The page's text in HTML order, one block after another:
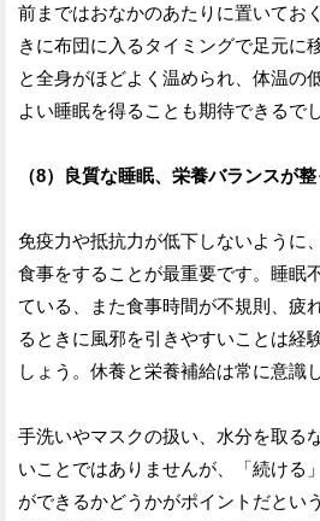
前まではおなかのあたりに置いてお
きに布団に入るタイミングで足元に
と全身がほどよく温められ、体温の
よい睡眠を得ることも期待できるで
（8）良質な睡眠、栄養バランスが
免疫力や抵抗力が低下しないように
食事をすることが最重要です。睡眠
ている、また食事時間が不規則、疲
るときに風邪を引きやすいことは経
しょう。休養と栄養補給は常に意識
手洗いやマスクの扱い、水分を取る
いことではありませんが、「続ける
ができるかどうかがポイントだとい